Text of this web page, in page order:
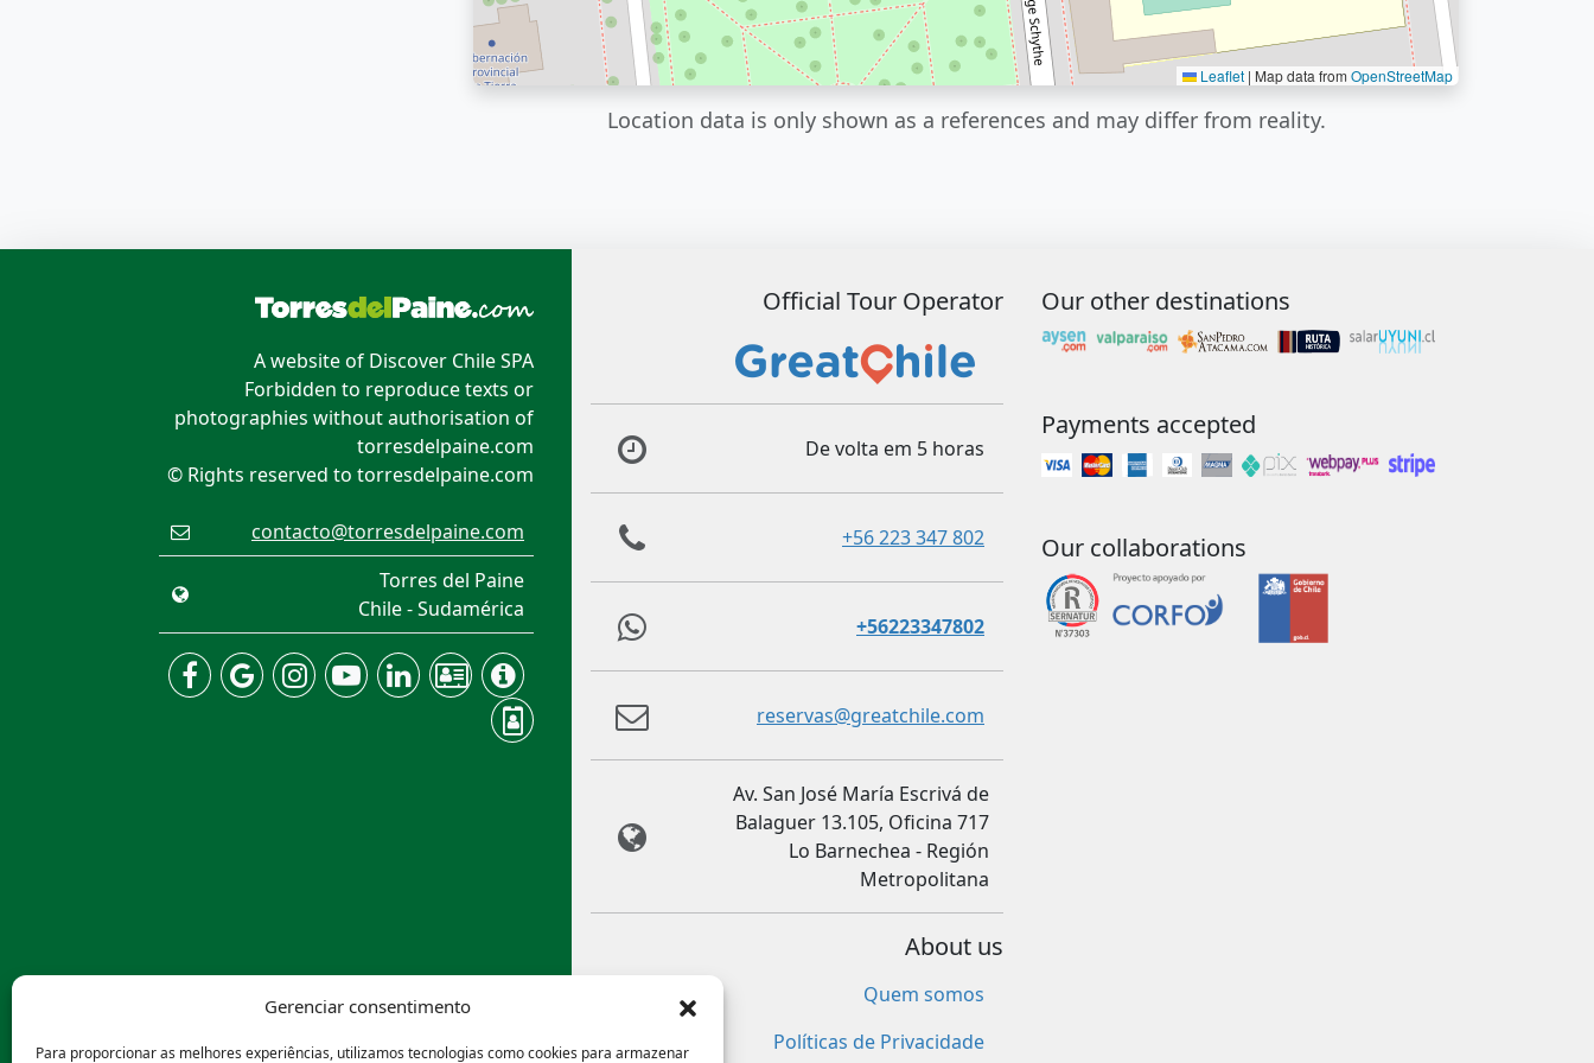
Gerenciar consentimento
Para proporcionar as melhores experiências, utilizamos tecnologias como cookies para armazenar
Leaflet | Map data from OpenStreetMap
Location data is only shown as a references and may differ from reality.
A website of Discover Chile SPA
Forbidden to reproduce texts or
photographies without authorisation of
torresdelpaine.com
© Rights reserved to torresdelpaine.com
contacto@torresdelpaine.com
Torres del Paine
Chile - Sudamérica
Official Tour Operator
De volta em 5 horas
+56 223 347 802
+56223347802
reservas@greatchile.com
Av. San José María Escrivá de
Balaguer 13.105, Oficina 717
Lo Barnechea - Región
Metropolitana
About us
Quem somos
Políticas de Privacidade
Our other destinations
Payments accepted
Our collaborations